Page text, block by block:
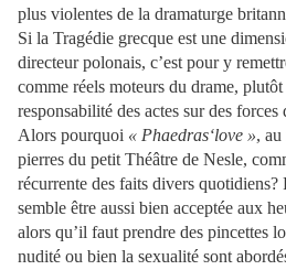
plus violentes de la dramaturge
Si la Tragédie grecque est une
directeur polonais, c’est pour y
comme réels moteurs du drame,
responsabilité des actes sur des forces
Alors pourquoi « Phaedras‘love »,
pierres du petit Théâtre de Nesle,
récurrente des faits divers
semble être aussi bien acceptée aux
alors qu’il faut prendre des pincettes
nudité ou bien la sexualité sont